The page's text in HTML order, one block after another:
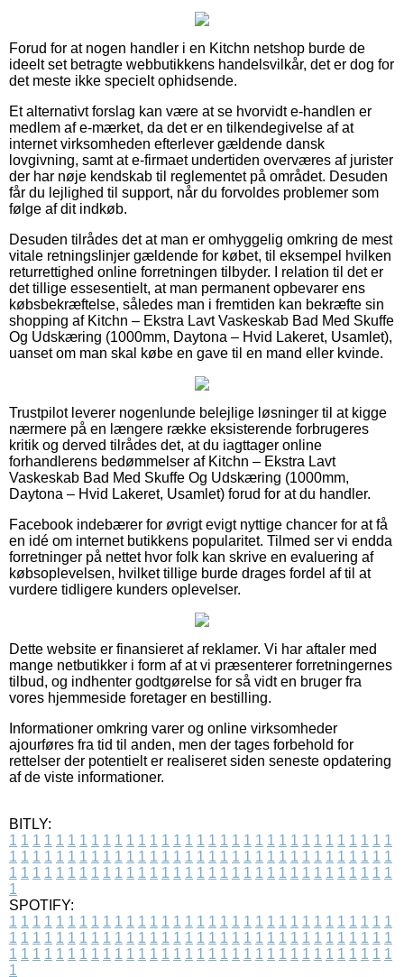
Forud for at nogen handler i en Kitchn netshop burde de
ideelt set betragte webbutikkens handelsvilkår, det er dog for
det meste ikke specielt ophidsende.
Et alternativt forslag kan være at se hvorvidt e-handlen er
medlem af e-mærket, da det er en tilkendegivelse af at
internet virksomheden efterlever gældende dansk
lovgivning, samt at e-firmaet undertiden overværes af jurister
der har nøje kendskab til reglementet på området. Desuden
får du lejlighed til support, når du forvoldes problemer som
følge af dit indkøb.
Desuden tilrådes det at man er omhyggelig omkring de mest
vitale retningslinjer gældende for købet, til eksempel hvilken
returrettighed online forretningen tilbyder. I relation til det er
det tillige essesentielt, at man permanent opbevarer ens
købsbekræftelse, således man i fremtiden kan bekræfte sin
shopping af Kitchn – Ekstra Lavt Vaskeskab Bad Med Skuffe
Og Udskæring (1000mm, Daytona – Hvid Lakeret, Usamlet),
uanset om man skal købe en gave til en mand eller kvinde.
Trustpilot leverer nogenlunde belejlige løsninger til at kigge
nærmere på en længere række eksisterende forbrugeres
kritik og derved tilrådes det, at du iagttager online
forhandlerens bedømmelser af Kitchn – Ekstra Lavt
Vaskeskab Bad Med Skuffe Og Udskæring (1000mm,
Daytona – Hvid Lakeret, Usamlet) forud for at du handler.
Facebook indebærer for øvrigt evigt nyttige chancer for at få
en idé om internet butikkens popularitet. Tilmed ser vi endda
forretninger på nettet hvor folk kan skrive en evaluering af
købsoplevelsen, hvilket tillige burde drages fordel af til at
vurdere tidligere kunders oplevelser.
Dette website er finansieret af reklamer. Vi har aftaler med
mange netbutikker i form af at vi præsenterer forretningernes
tilbud, og indhenter godtgørelse for så vidt en bruger fra
vores hjemmeside foretager en bestilling.
Informationer omkring varer og online virksomheder
ajourføres fra tid til anden, men der tages forbehold for
rettelser der potentielt er realiseret siden seneste opdatering
af de viste informationer.
BITLY:
1 1 1 1 1 1 1 1 1 1 1 1 1 1 1 1 1 1 1 1 1 1 1 1 1 1 1 1 1 1 1 1 1
1 1 1 1 1 1 1 1 1 1 1 1 1 1 1 1 1 1 1 1 1 1 1 1 1 1 1 1 1 1 1 1 1
1 1 1 1 1 1 1 1 1 1 1 1 1 1 1 1 1 1 1 1 1 1 1 1 1 1 1 1 1 1 1 1 1
1
SPOTIFY:
1 1 1 1 1 1 1 1 1 1 1 1 1 1 1 1 1 1 1 1 1 1 1 1 1 1 1 1 1 1 1 1 1
1 1 1 1 1 1 1 1 1 1 1 1 1 1 1 1 1 1 1 1 1 1 1 1 1 1 1 1 1 1 1 1 1
1 1 1 1 1 1 1 1 1 1 1 1 1 1 1 1 1 1 1 1 1 1 1 1 1 1 1 1 1 1 1 1 1
1